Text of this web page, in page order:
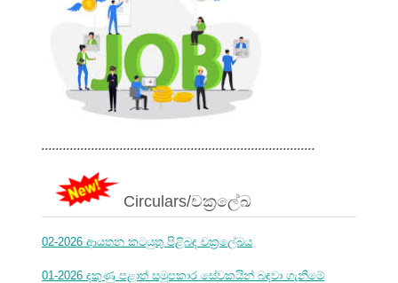
.............................................................................
Circulars/චක්‍රලේඛ
02-2026 ආයතන කටයුතු පිළිබඳ චක්‍රලේඛය
01-2026 දකුණු පළාත් සමූපකාර සේවකයින් බඳවා ගැනීමේ